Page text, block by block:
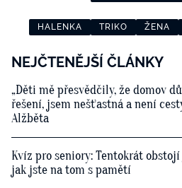
HALENKA TRIKO ŽENA
NEJČTENĚJŠÍ ČLÁNKY
„Děti mě přesvědčily, že domov
řešení, jsem nešťastná a není
Alžběta
Kvíz pro seniory: Tentokrát
jak jste na tom s pamětí